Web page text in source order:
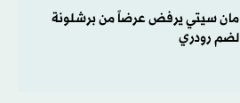
مان سيتي يرفض عرضاً من برشلونة
لضم رودري